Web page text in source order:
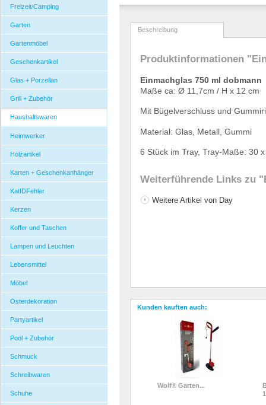
Freizeit/Camping
Garten
Gartenmöbel
Geschenkartikel
Glas + Porzellan
Grill + Zubehör
Haushaltswaren
Heimwerker
Holzartikel
Karten + Geschenkanhänger
KatIDFehler
Kerzen
Koffer und Taschen
Lampen und Leuchten
Lebensmittel
Möbel
Osterdekoration
Partyartikel
Pool + Zubehör
Schmuck
Schreibwaren
Schuhe
Beschreibung
Produktinformationen
Einmachglas 750 ml dobmann
Maße ca:Ø 11,7cm / H x 12 cm
Mit Bügelverschluss und
Material: Glas, Metall, Gummi
6 Stück im Tray, Tray-Maße: 30
Weiterführende Links zu
Weitere Artikel von Day
Kunden kauften auch:
Wolf® Garten...